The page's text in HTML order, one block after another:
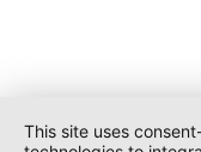
This site uses